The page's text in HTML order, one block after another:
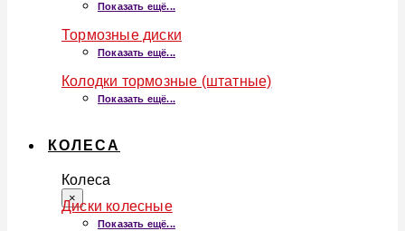
Показать ещё...
Тормозные диски
Показать ещё...
Колодки тормозные (штатные)
Показать ещё...
КОЛЕСА
Колеса
×
Диски колесные
Показать ещё...